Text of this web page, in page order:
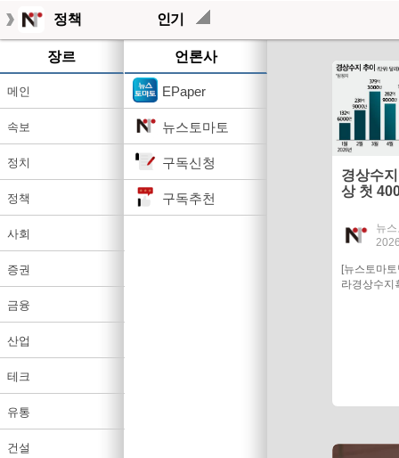
정책 인기
장르
메인
속보
정치
정책
사회
증권
금융
산업
테크
유통
건설
언론사
EPaper
뉴스토마토
구독신청
구독추천
경상수
상 첫
뉴
[뉴스토마
라경상수지